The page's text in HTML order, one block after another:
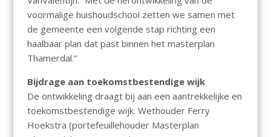
voormalige huishoudschool zetten we samen met
de gemeente een volgende stap richting een
haalbaar plan dat past binnen het masterplan
Thamerdal.”
Bijdrage aan toekomstbestendige wijk
De ontwikkeling draagt bij aan een aantrekkelijke en
toekomstbestendige wijk. Wethouder Ferry
Hoekstra (portefeuillehouder Masterplan